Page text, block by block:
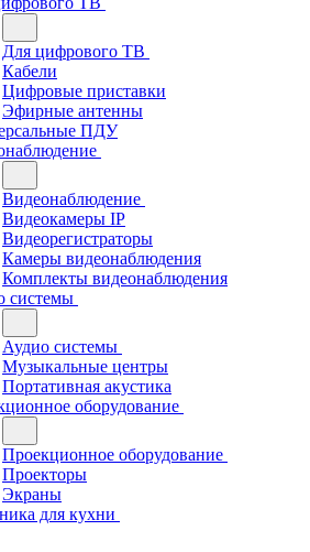
Для цифрового ТВ
Кабели
Цифровые приставки
Эфирные антенны
ПДУ
Видеонаблюдение
Видеокамеры IP
Видеорегистраторы
Камеры видеонаблюдения
Комплекты видеонаблюдения
системы
Аудио системы
Музыкальные центры
Портативная акустика
оборудование
Проекционное оборудование
Проекторы
Экраны
для кухни